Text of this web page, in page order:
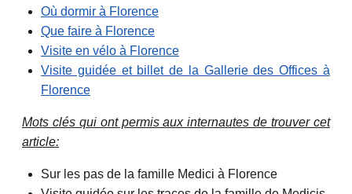
Où dormir à Florence
Que faire à Florence
Visite en vélo à Florence
Visite guidée et billet de la Gallerie des Offices à
Florence
Mots clés qui ont permis aux internautes de trouver cet
article:
Sur les pas de la famille Medici à Florence